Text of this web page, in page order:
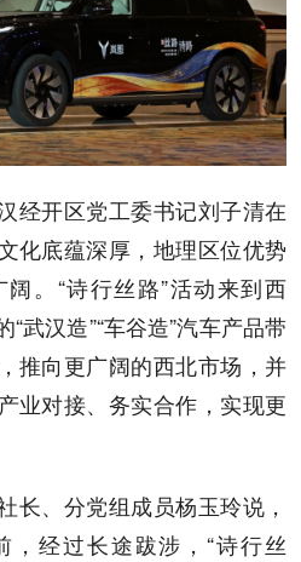
经开区党工委书记刘子清在
化底蕴深厚，地理区位优势
。“诗行丝路”活动来到西
武汉造”“车谷造”汽车产品带
推向更广阔的西北市场，并
业对接、务实合作，实现更
长、分党组成员杨玉玲说，
，经过长途跋涉，“诗行丝